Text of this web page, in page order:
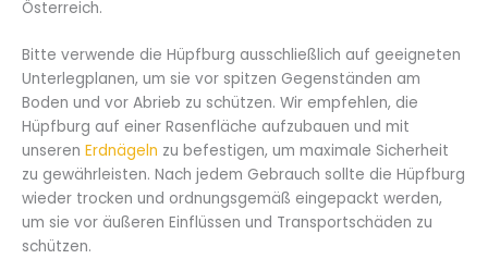
Österreich.
Bitte verwende die Hüpfburg ausschließlich auf geeigneten
Unterlegplanen, um sie vor spitzen Gegenständen am
Boden und vor Abrieb zu schützen. Wir empfehlen, die
Hüpfburg auf einer Rasenfläche aufzubauen und mit
unseren Erdnägeln zu befestigen, um maximale Sicherheit
zu gewährleisten. Nach jedem Gebrauch sollte die Hüpfburg
wieder trocken und ordnungsgemäß eingepackt werden,
um sie vor äußeren Einflüssen und Transportschäden zu
schützen.